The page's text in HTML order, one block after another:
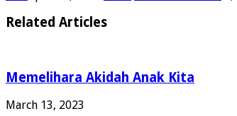
Related Articles
Memelihara Akidah Anak Kita
March 13, 2023